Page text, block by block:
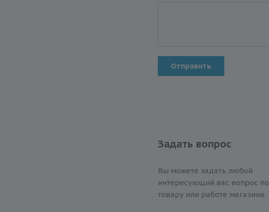
Отправить
Задать вопрос
Вы можете задать любой
интересующий вас вопрос по
товару или работе магазина.